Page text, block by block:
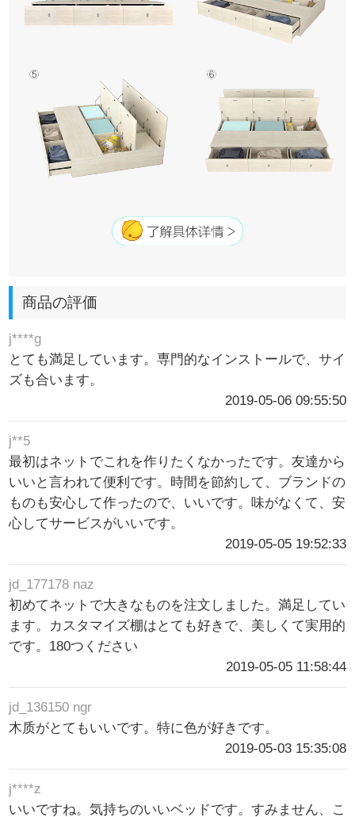
商品の評価
j****g
とても満足しています。専門的なインストールで、サイ
ズも合います。
2019-05-06 09:55:50
j**5
最初はネットでこれを作りたくなかったです。友達から
いいと言われて便利です。時間を節約して、ブランドの
ものも安心して作ったので、いいです。味がなくて、安
心してサービスがいいです。
2019-05-05 19:52:33
jd_177178 naz
初めてネットで大きなものを注文しました。満足してい
ます。カスタマイズ棚はとても好きで、美しくて実用的
です。180つください
2019-05-05 11:58:44
jd_136150 ngr
木质がとてもいいです。特に色が好きです。
2019-05-03 15:35:08
j****z
いいですね。気持ちのいいベッドです。すみません、こ